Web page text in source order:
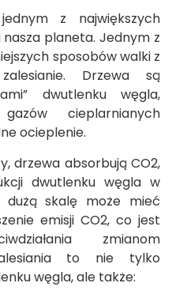
z największych
planeta. Jednym z
sposobów walki z
Drzewa są
dwutlenku węgla,
cieplarnianych
ocieplenie.
drzewa absorbują CO2,
dwutlenku węgla w
dużą skalę może mieć
emisji CO2, co jest
zmianom
to nie tylko
węgla, ale także: